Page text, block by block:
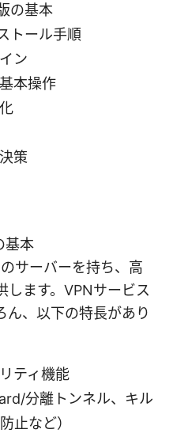
の基本
トール手順
ン
本操作
策
基本
サーバーを持ち、高
します。VPNサービス
ん、以下の特長があり
ティ機能
分離トンネル、キル
止など）